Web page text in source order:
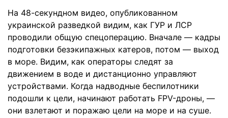
На 48-секундном видео, опубликованном
украинской разведкой видим, как ГУР и ЛСР
проводили общую спецоперацию. Вначале — кадры
подготовки безэкипажных катеров, потом — выход
в море. Видим, как операторы следят за
движением в воде и дистанционно управляют
устройствами. Когда надводные беспилотники
подошли к цели, начинают работать FPV-дроны, —
они взлетают и поражаю цели на море и на суше.